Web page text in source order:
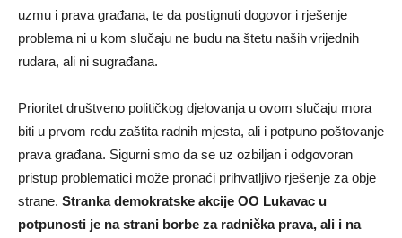
uzmu i prava građana, te da postignuti dogovor i rješenje
problema ni u kom slučaju ne budu na štetu naših vrijednih
rudara, ali ni sugrađana.
Prioritet društveno političkog djelovanja u ovom slučaju mora
biti u prvom redu zaštita radnih mjesta, ali i potpuno poštovanje
prava građana. Sigurni smo da se uz ozbiljan i odgovoran
pristup problematici može pronaći prihvatljivo rješenje za obje
strane. Stranka demokratske akcije OO Lukavac u
potpunosti je na strani borbe za radnička prava, ali i na